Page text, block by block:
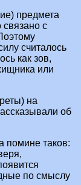
предмета
связано с
считалось
как зов,
или
на
об
помине таков:
по смыслу